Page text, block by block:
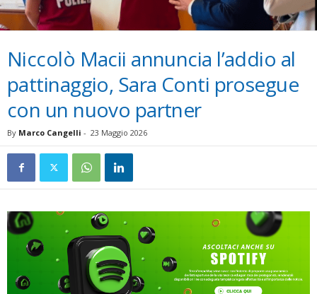
Niccolò Macii annuncia l’addio al
pattinaggio, Sara Conti prosegue
con un nuovo partner
By Marco Cangelli - 23 Maggio 2026